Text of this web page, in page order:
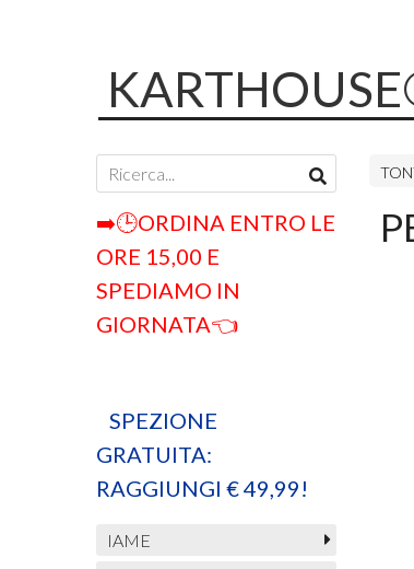
➡️🕒ORDINA ENTRO LE
ORE 15,00 E
SPEDIAMO IN
GIORNATA👈
SPEZIONE
GRATUITA:
RAGGIUNGI € 49,99!
IAME